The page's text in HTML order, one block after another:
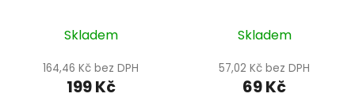
Skladem
164,46 Kč bez DPH
199 Kč
Skladem
57,02 Kč bez DPH
69 Kč